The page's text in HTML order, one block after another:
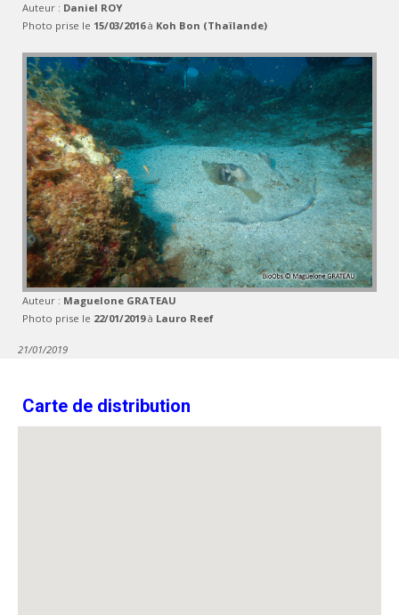
Auteur : Daniel ROY
Photo prise le 15/03/2016à Koh Bon (Thaïlande)
Auteur : Maguelone GRATEAU
Photo prise le 22/01/2019à Lauro Reef
21/01/2019
Carte de distribution